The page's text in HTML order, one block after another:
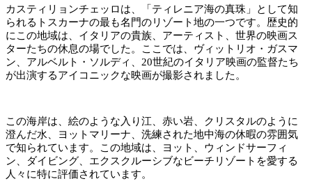
カスティリョンチェッロは、「ティレニア海の真珠」として知
られるトスカーナの最も名門のリゾート地の一つです。歴史的
にこの地域は、イタリアの貴族、アーティスト、世界の映画ス
ターたちの休息の場でした。ここでは、ヴィットリオ・ガスマ
ン、アルベルト・ソルディ、20世紀のイタリア映画の監督たち
が出演するアイコニックな映画が撮影されました。
この海岸は、絵のような入り江、赤い岩、クリスタルのように
澄んだ水、ヨットマリーナ、洗練された地中海の休暇の雰囲気
で知られています。この地域は、ヨット、ウィンドサーフィ
ン、ダイビング、エクスクルーシブなビーチリゾートを愛する
人々に特に評価されています。